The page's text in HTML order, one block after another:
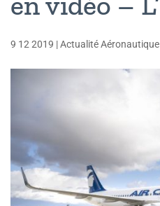
9 12 2019 |Actualité Aéronautique